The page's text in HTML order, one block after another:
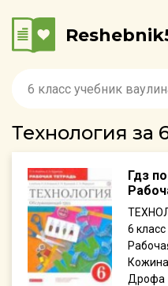
Технология за
Гдз
6
Дрофа